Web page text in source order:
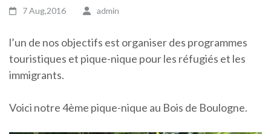
7 Aug,2016 admin
l’un de nos objectifs est organiser des programmes
touristiques et pique-nique pour les réfugiés et les
immigrants.
Voici notre 4ème pique-nique au Bois de Boulogne.